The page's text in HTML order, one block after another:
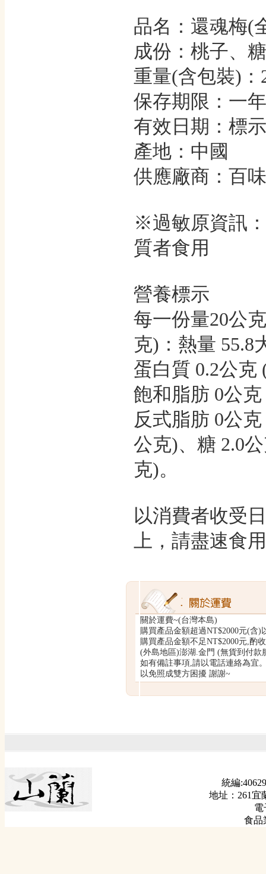
品名：還魂梅(
成份：桃子、
重量(含包裝)：
保存期限：一年
有效日期：標
產地：中國
供應廠商：百
※過敏原資訊
質者食用
營養標示
每一份量20公
克)：熱量 55.8
蛋白質 0.2公克
飽和脂肪 0公
反式脂肪 0公
公克)、糖 2.0
克)。
以消費者收受
上，請盡速食
關於運費~(台灣本島)
購買產品金額超過NT$2000元(含)
購買產品金額不足NT$2000元,酌
(外島地區)澎湖.金門 (無貨到付款
如有備註事項,請以電話連絡為宜
以免照成雙方困擾 謝謝~
統編
地址：261宜
電
食品